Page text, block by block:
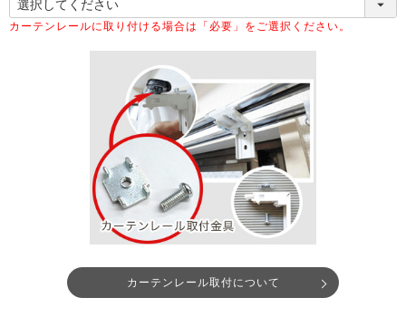
須
カーテンレールに取り付ける場合は「必要」をご選択ください。
カーテンレール取付について